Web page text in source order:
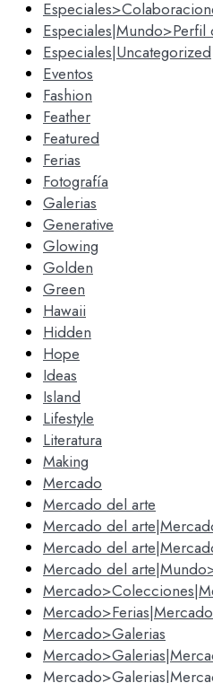
Especiales|Mundo>Perfil
Especiales|Uncategorized
Eventos
Fashion
Feather
Featured
Ferias
Fotografía
Galerias
Generative
Glowing
Golden
Green
Hawaii
Hidden
Hope
Ideas
Island
Lifestyle
Literatura
Making
Mercado
Mercado del arte
Mercado del
Mercado del
Mercado del
Mercado>Galerias